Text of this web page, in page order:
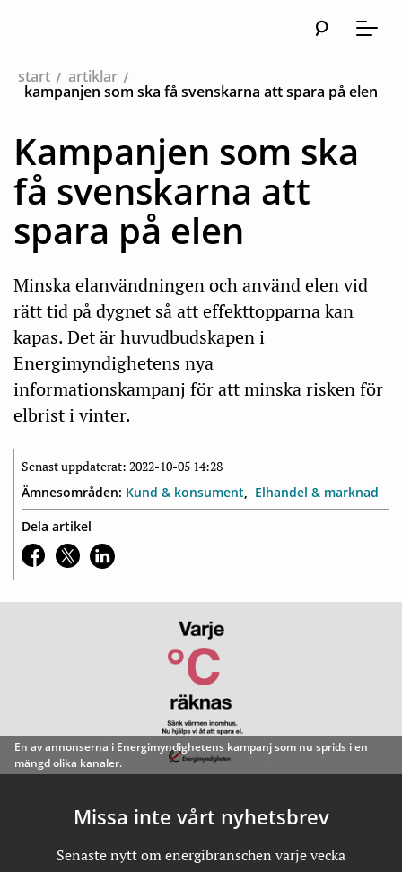
Meny
start
artiklar
kampanjen som ska få svenskarna att spara på elen
Kampanjen som ska
få svenskarna att
spara på elen
Minska elanvändningen och använd elen vid
rätt tid på dygnet så att effekttopparna kan
kapas. Det är huvudbudskapen i
Energimyndighetens nya
informationskampanj för att minska risken för
elbrist i vinter.
Senast uppdaterat: 2022-10-05 14:28
Ämnesområden: Kund & konsument
Elhandel & marknad
Dela artikel
En av annonserna i Energimyndighetens kampanj som nu sprids i en
mängd olika kanaler.
Missa inte vårt nyhetsbrev
Senaste nytt om energibranschen varje vecka